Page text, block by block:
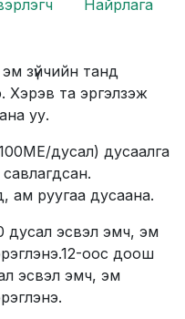
Найрлага
зүйчийн танд
Хэрэв та эргэлзэж
уу.
дусал) дусаалга
ам руугаа дусаана.
дусал эсвэл эмч, эм
оос доош
эсвэл эмч, эм